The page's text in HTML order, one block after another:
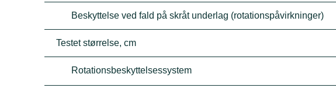
Beskyttelse ved fald på skråt underlag (rotationspåvirkninger)
Testet størrelse, cm
Rotationsbeskyttelsessystem